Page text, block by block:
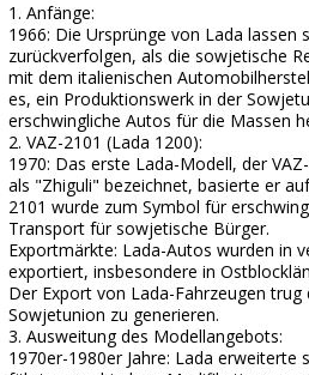
1. Anfänge:
1966: Die Ursprünge von Lada lassen
zurückverfolgen, als die sowjetische
mit dem italienischen
es, ein Produktionswerk in der
erschwingliche Autos für die Massen
2. VAZ-2101 (Lada 1200):
1970: Das erste Lada-Modell, der
als "Zhiguli" bezeichnet, basierte er
2101 wurde zum Symbol für
Transport für sowjetische Bürger.
Exportmärkte: Lada-Autos wurden in
exportiert, insbesondere in
Der Export von Lada-Fahrzeugen trug
Sowjetunion zu generieren.
3. Ausweitung des Modellangebots:
1970er-1980er Jahre: Lada erweiterte